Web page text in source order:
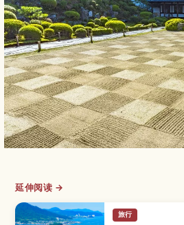
延伸阅读 →
旅行